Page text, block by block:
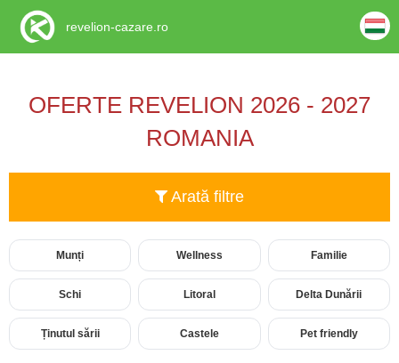
OFERTE REVELION 2026 - 2027
ROMANIA
Arată filtre
Munți Wellness Familie
Schi Litoral Delta Dunării
Ținutul sării Castele Pet friendly
revelion-cazare.ro